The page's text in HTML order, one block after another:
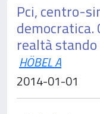
Pci, centro-
democratica.
realtà
HÖBEL A
2014-01-01